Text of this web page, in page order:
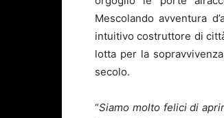
Mescolando avventura
intuitivo costruttore di
lotta per la
secolo.
“Siamo molto felici di